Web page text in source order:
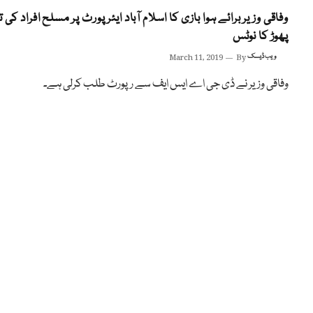
وفاقی وزیر برائے ہوا بازی کا اسلام آباد ایئرپورٹ پر مسلح افراد کی
پھوڑ کا نوٹس
March 11, 2019 Byویب ڈیسک
وفاقی وزیر نے ڈی جی اے ایس ایف سے رپورٹ طلب کرلی ہے۔